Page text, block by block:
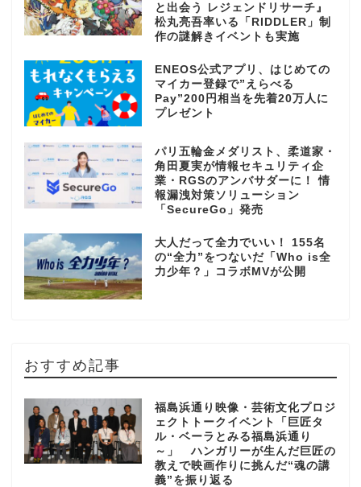
と出会う レジェンドリサーチ』
松丸亮吾率いる「RIDDLER」制
作の謎解きイベントも実施
ENEOS公式アプリ、はじめての
マイカー登録で”えらべる
Pay”200円相当を先着20万人に
プレゼント
パリ五輪金メダリスト、柔道家・
角田夏実が情報セキュリティ企
業・RGSのアンバサダーに！ 情
報漏洩対策ソリューション
「SecureGo」発売
大人だって全力でいい！ 155名
の“全力”をつないだ「Who is全
力少年？」コラボMVが公開
おすすめ記事
福島浜通り映像・芸術文化プロジ
ェクトトークイベント「巨匠タ
ル・ベーラとみる福島浜通り
～」 ハンガリーが生んだ巨匠の
教えで映画作りに挑んだ“魂の講
義”を振り返る